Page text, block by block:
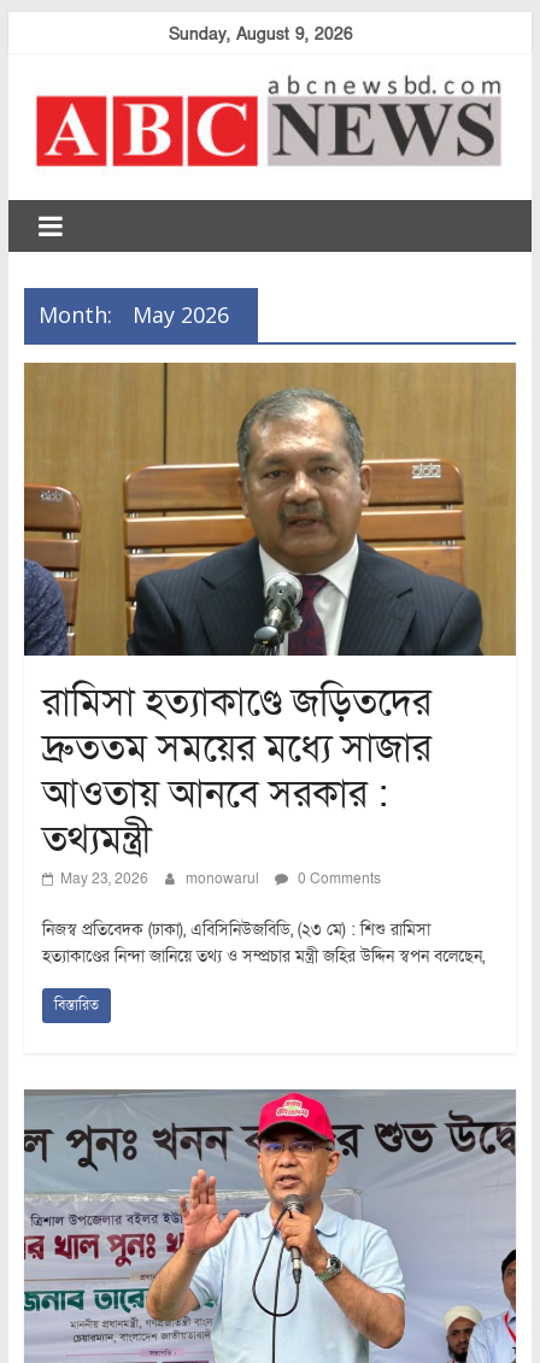
Sunday, August 9, 2026
abcnewsbd
Month: May 2026
রামিসা হত্যাকাণ্ডে জড়িতদের
দ্রুততম সময়ের মধ্যে সাজার
আওতায় আনবে সরকার :
তথ্যমন্ত্রী
May 23, 2026 monowarul 0 Comments
নিজস্ব প্রতিবেদক (ঢাকা), এবিসিনিউজবিডি, (২৩ মে) : শিশু রামিসা
হত্যাকাণ্ডের নিন্দা জানিয়ে তথ্য ও সম্প্রচার মন্ত্রী জহির উদ্দিন স্বপন বলেছেন,
বিস্তারিত